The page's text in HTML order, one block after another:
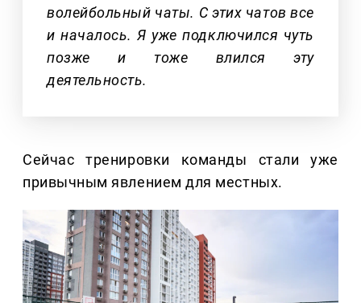
волейбольный чаты. С этих чатов все
и началось. Я уже подключился чуть
позже и тоже влился эту
деятельность.
Сейчас тренировки команды стали уже
привычным явлением для местных.